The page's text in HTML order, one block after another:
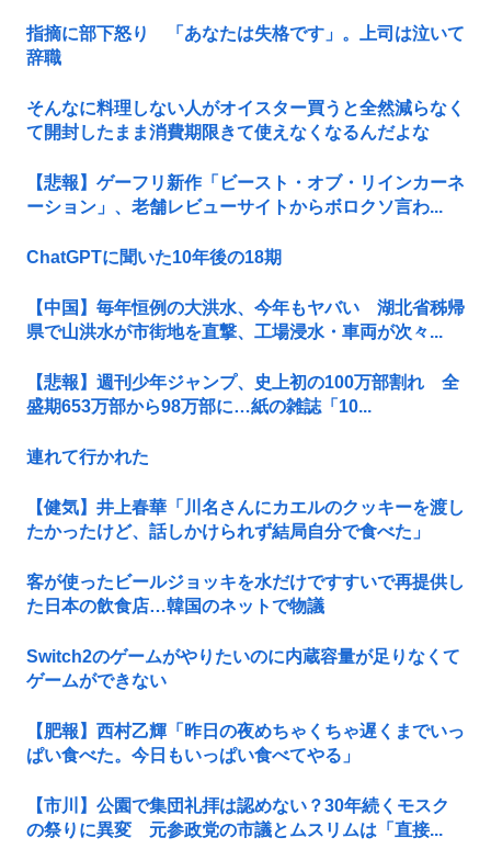
指摘に部下怒り 「あなたは失格です」。上司は泣いて
辞職
そんなに料理しない人がオイスター買うと全然減らなく
て開封したまま消費期限きて使えなくなるんだよな
【悲報】ゲーフリ新作「ビースト・オブ・リインカーネ
ーション」、老舗レビューサイトからボロクソ言わ...
ChatGPTに聞いた10年後の18期
【中国】毎年恒例の大洪水、今年もヤバい 湖北省秭帰
県で山洪水が市街地を直撃、工場浸水・車両が次々...
【悲報】週刊少年ジャンプ、史上初の100万部割れ 全
盛期653万部から98万部に…紙の雑誌「10...
連れて行かれた
【健気】井上春華「川名さんにカエルのクッキーを渡し
たかったけど、話しかけられず結局自分で食べた」
客が使ったビールジョッキを水だけですすいで再提供し
た日本の飲食店…韓国のネットで物議
Switch2のゲームがやりたいのに内蔵容量が足りなくて
ゲームができない
【肥報】西村乙輝「昨日の夜めちゃくちゃ遅くまでいっ
ぱい食べた。今日もいっぱい食べてやる」
【市川】公園で集団礼拝は認めない？30年続くモスク
の祭りに異変 元参政党の市議とムスリムは「直接...